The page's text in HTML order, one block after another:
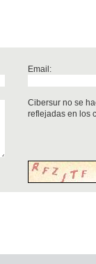
Email:
Cibersur no se
reflejadas en los